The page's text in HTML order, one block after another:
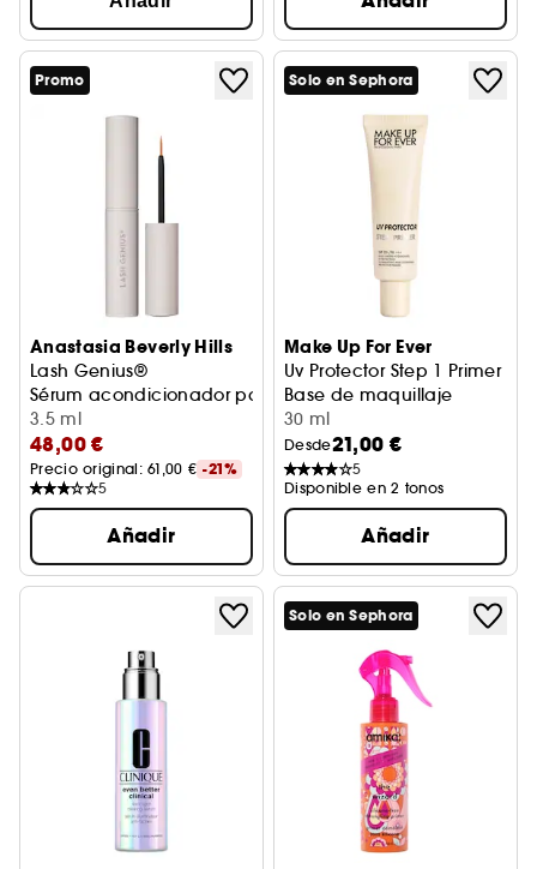
Promo
Anastasia Beverly Hills
Lash Genius®
Sérum acondicionador para pestañas
3.5 ml
48,00 €
Precio original: 61,00 € -21%
5
Añadir
Solo en Sephora
Make Up For Ever
Uv Protector Step 1 Primer
Base de maquillaje
30 ml
Desde21,00 €
5
Disponible en 2 tonos
Añadir
Solo en Sephora